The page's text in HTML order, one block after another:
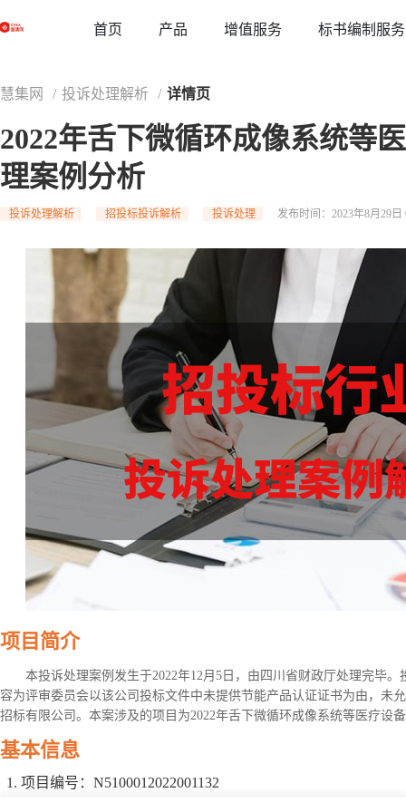
首页 产品 增值服务 标书编制服务
慧集网 / 投诉处理解析 / 详情页
2022年舌下微循环成像系统等
理案例分析
投诉处理解析 招投标投诉解析 投诉处理 发布时间：2023年8月29日
项目简介
本投诉处理案例发生于2022年12月5日，由四川省财政厅处理完毕
容为评审委员会以该公司投标文件中未提供节能产品认证证书为由，未
招标有限公司。本案涉及的项目为2022年舌下微循环成像系统等医疗设
基本信息
项目编号：N5100012022001132